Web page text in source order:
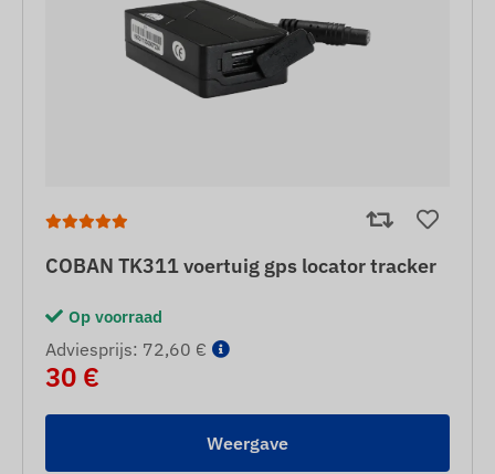
COBAN TK311 voertuig gps locator tracker
Op voorraad
Adviesprijs: 72,60 €
30 €
Weergave